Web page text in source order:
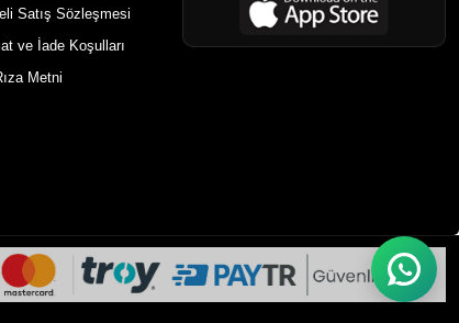
Satış Sözleşmesi
ve İade Koşulları
Metni